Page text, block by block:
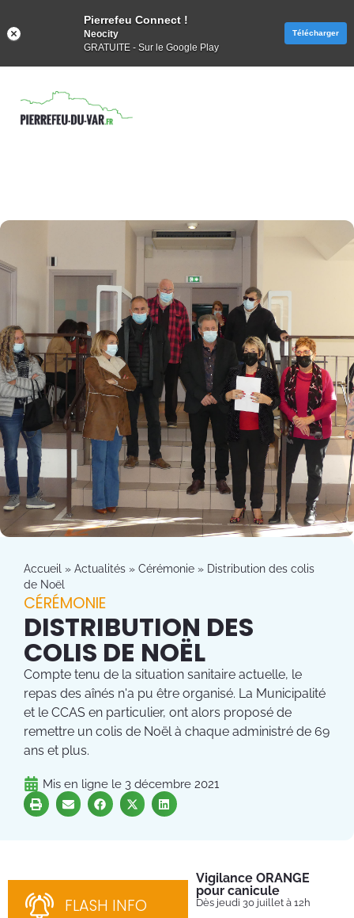
Accueil » Actualités » Cérémonie » Distribution des colis
de Noël
CÉRÉMONIE
DISTRIBUTION DES
COLIS DE NOËL
Compte tenu de la situation sanitaire actuelle, le
repas des aînés n'a pu être organisé. La Municipalité
et le CCAS en particulier, ont alors proposé de
remettre un colis de Noël à chaque administré de 69
ans et plus.
Mis en ligne le 3 décembre 2021
FLASH INFO
Vigilance ORANGE
pour canicule
Dès jeudi 30 juillet à 12h
Pierrefeu Connect !
Neocity
GRATUITE - Sur le Google Play
Télécharger